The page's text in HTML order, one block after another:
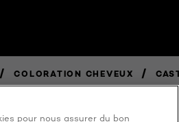
/ COLORATION CHEVEUX /
pour nous assurer du bon